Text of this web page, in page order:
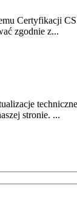
Certyfikacji
zgodnie z...
stronie. ...